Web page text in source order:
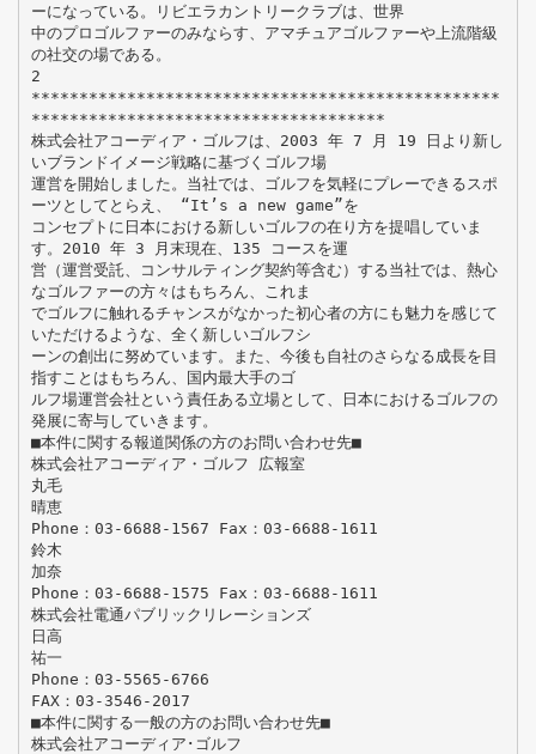
ーになっている。リビエラカントリークラブは、世界
中のプロゴルファーのみならす、アマチュアゴルファーや上流階級
の社交の場である。
2
*************************************************
*************************************
株式会社アコーディア・ゴルフは、2003 年 7 月 19 日より新し
いブランドイメージ戦略に基づくゴルフ場
運営を開始しました。当社では、ゴルフを気軽にプレーできるスポ
ーツとしてとらえ、 “It’s a new game”を
コンセプトに日本における新しいゴルフの在り方を提唱していま
す。2010 年 3 月末現在、135 コースを運
営（運営受託、コンサルティング契約等含む）する当社では、熱心
なゴルファーの方々はもちろん、これま
でゴルフに触れるチャンスがなかった初心者の方にも魅力を感じて
いただけるような、全く新しいゴルフシ
ーンの創出に努めています。また、今後も自社のさらなる成長を目
指すことはもちろん、国内最大手のゴ
ルフ場運営会社という責任ある立場として、日本におけるゴルフの
発展に寄与していきます。
■本件に関する報道関係の方のお問い合わせ先■
株式会社アコーディア・ゴルフ 広報室
丸毛
晴恵
Phone：03-6688-1567 Fax：03-6688-1611
鈴木
加奈
Phone：03-6688-1575 Fax：03-6688-1611
株式会社電通パブリックリレーションズ
日高
祐一
Phone：03-5565-6766
FAX：03-3546-2017
■本件に関する一般の方のお問い合わせ先■
株式会社アコーディア･ゴルフ